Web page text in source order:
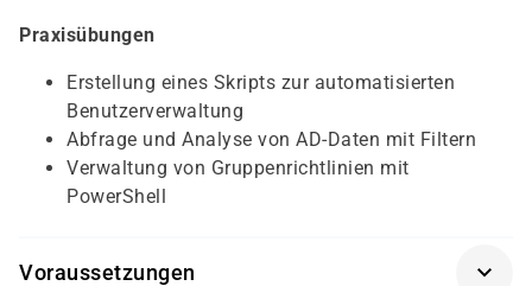
Praxisübungen
Erstellung eines Skripts zur automatisierten
Benutzerverwaltung
Abfrage und Analyse von AD-Daten mit Filtern
Verwaltung von Gruppenrichtlinien mit
PowerShell
Voraussetzungen